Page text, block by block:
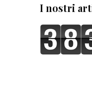
I nostri